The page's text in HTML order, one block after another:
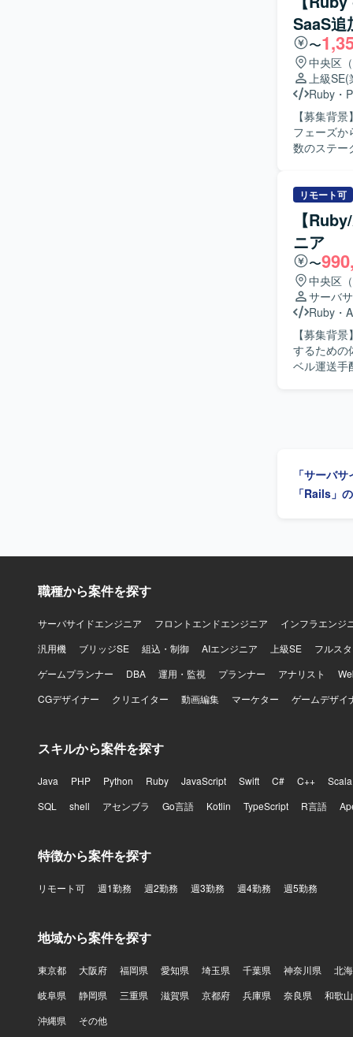
フォーマ
多いチーム
だけます。 【開発環境】 バックエンドはRuby、Ruby on Railsを中心とし、フロントエンドに
は
す。イン
WAFなど
ベースは
フローで
BigQuery
ト推進を
守、プロダクト改
計や仕組み
ロダクト
ッチしま
の方を歓迎いたします。 【ポジションの
で、自社
ップなら
むことがで
携わることができます。 【開発環境】 フ
GCP（
GitHub,
Visual
SaaS追
〜
中央区
上級SE(
Ruby ・
【募集背
フェーズか
数のステー
理を行っ
応じた技
ジュール
た品質担保
っていただきます。 【求める人物像】 曖昧な課題
れる方を
クトの価
関係者を
くキャッ
決までの道筋を示
機能および
きるポジシ
ど）、
Slack、
リモート可
【
ニア
〜
中央区
サーバ
Ruby ・
【募集背
するための体制強化
ベル運送手
ロダクト
な環境で
利用してい
「サーバ
「Rails」
職種から案件を探す
サーバサイドエンジニア フロントエンドエンジニア
インフラエンジ
汎用機
ブリッジSE 組込・制御 AIエンジニア 上級SE
フルス
ゲームプランナー
DBA 運用・監視 プランナー アナリスト
CGデザイナー
クリエイター 動画編集 マーケター ゲームデザイ
スキルから案件を探す
Java PHP Python Ruby JavaScript Swift C# C++
Scala
SQL
shell アセンブラ Go言語 Kotlin TypeScript R言語
特徴から案件を探す
リモート可 週1勤務 週2勤務 週3勤務 週4勤務 週5勤務
地域から案件を探す
東京都 大阪府 福岡県 愛知県 埼玉県 千葉県 神奈川県
北
岐阜県
静岡県 三重県 滋賀県 京都府 兵庫県 奈良県
和歌
沖縄県
その他